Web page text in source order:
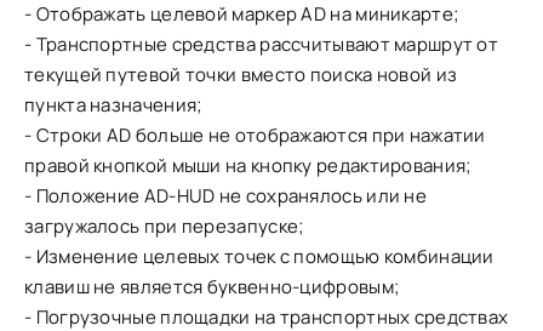
- Отображать целевой маркер AD на миникарте;
- Транспортные средства рассчитывают маршрут от
текущей путевой точки вместо поиска новой из
пункта назначения;
- Строки AD больше не отображаются при нажатии
правой кнопкой мыши на кнопку редактирования;
- Положение AD-HUD не сохранялось или не
загружалось при перезапуске;
- Изменение целевых точек с помощью комбинации
клавиш не является буквенно-цифровым;
- Погрузочные площадки на транспортных средствах